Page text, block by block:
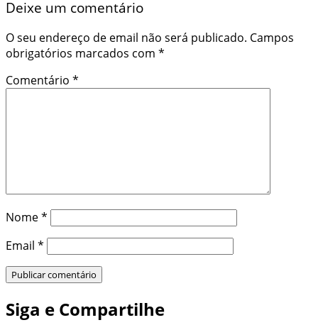
Deixe um comentário
O seu endereço de email não será publicado. Campos
obrigatórios marcados com *
Comentário *
Nome*
Email *
Siga e Compartilhe